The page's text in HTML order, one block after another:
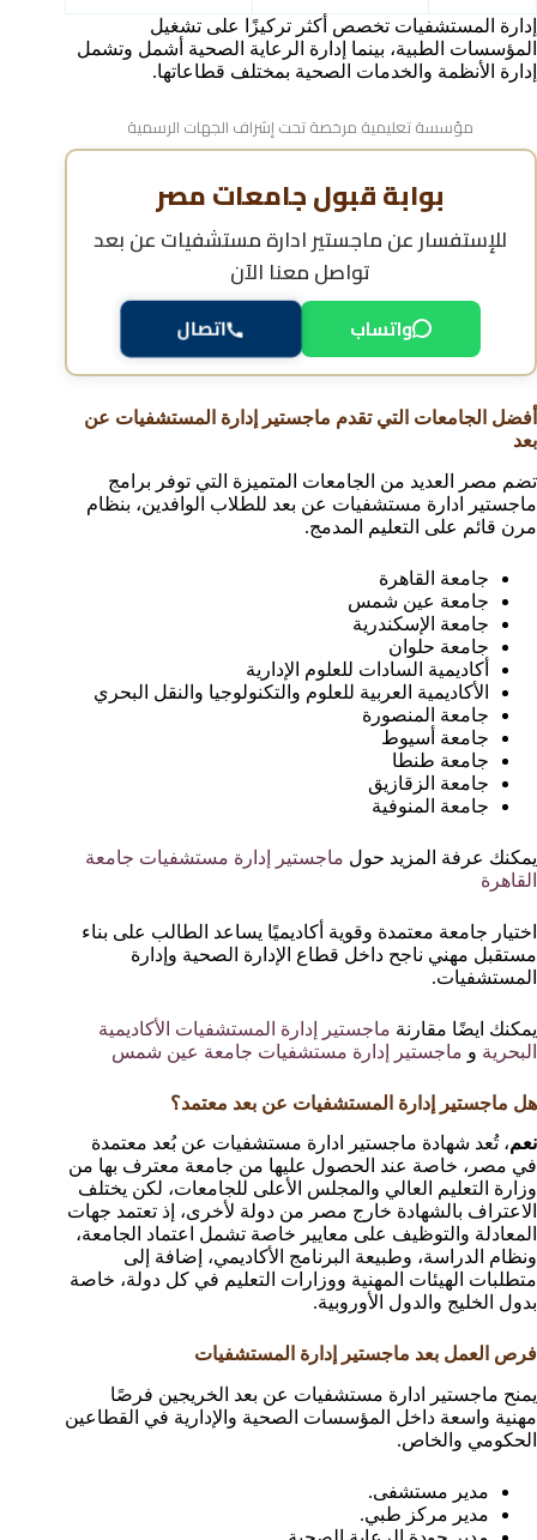
إدارة المستشفيات تخصص أكثر تركيزًا على تشغيل
المؤسسات الطبية، بينما إدارة الرعاية الصحية أشمل وتشمل
إدارة الأنظمة والخدمات الصحية بمختلف قطاعاتها.
مؤسسة تعليمية مرخصة تحت إشراف الجهات الرسمية
بوابة قبول جامعات مصر
للإستفسار عنماجستير ادارة مستشفيات عن بعد
تواصل معنا الآن
واتساب اتصال
أفضل الجامعات التي تقدم ماجستير إدارة المستشفيات عن
بعد
تضم مصر العديد من الجامعات المتميزة التي توفر برامج
ماجستير ادارة مستشفيات عن بعد للطلاب الوافدين، بنظام
مرن قائم على التعليم المدمج.
جامعة القاهرة
جامعة عين شمس
جامعة الإسكندرية
جامعة حلوان
أكاديمية السادات للعلوم الإدارية
الأكاديمية العربية للعلوم والتكنولوجيا والنقل البحري
جامعة المنصورة
جامعة أسيوط
جامعة طنطا
جامعة الزقازيق
جامعة المنوفية
يمكنك عرفة المزيد حول ماجستير إدارة مستشفيات جامعة
القاهرة
اختيار جامعة معتمدة وقوية أكاديميًا يساعد الطالب على بناء
مستقبل مهني ناجح داخل قطاع الإدارة الصحية وإدارة
المستشفيات.
يمكنك ايضًا مقارنة ماجستير إدارة المستشفيات الأكاديمية
البحرية و ماجستير إدارة مستشفيات جامعة عين شمس
هل ماجستير إدارة المستشفيات عن بعد معتمد؟
نعم، تُعد شهادة ماجستير ادارة مستشفيات عن بُعد معتمدة
في مصر، خاصة عند الحصول عليها من جامعة معترف بها من
وزارة التعليم العالي والمجلس الأعلى للجامعات، لكن يختلف
الاعتراف بالشهادة خارج مصر من دولة لأخرى، إذ تعتمد جهات
المعادلة والتوظيف على معايير خاصة تشمل اعتماد الجامعة،
ونظام الدراسة، وطبيعة البرنامج الأكاديمي، إضافة إلى
متطلبات الهيئات المهنية ووزارات التعليم في كل دولة، خاصة
بدول الخليج والدول الأوروبية.
فرص العمل بعد ماجستير إدارة المستشفيات
يمنح ماجستير ادارة مستشفيات عن بعد الخريجين فرصًا
مهنية واسعة داخل المؤسسات الصحية والإدارية في القطاعين
الحكومي والخاص.
مدير مستشفى.
مدير مركز طبي.